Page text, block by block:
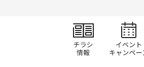
チラシ情報